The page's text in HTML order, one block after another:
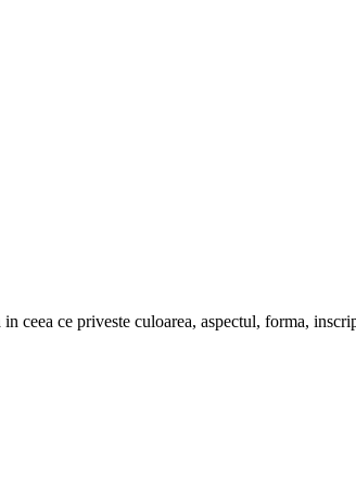
ceea ce priveste culoarea, aspectul, forma,